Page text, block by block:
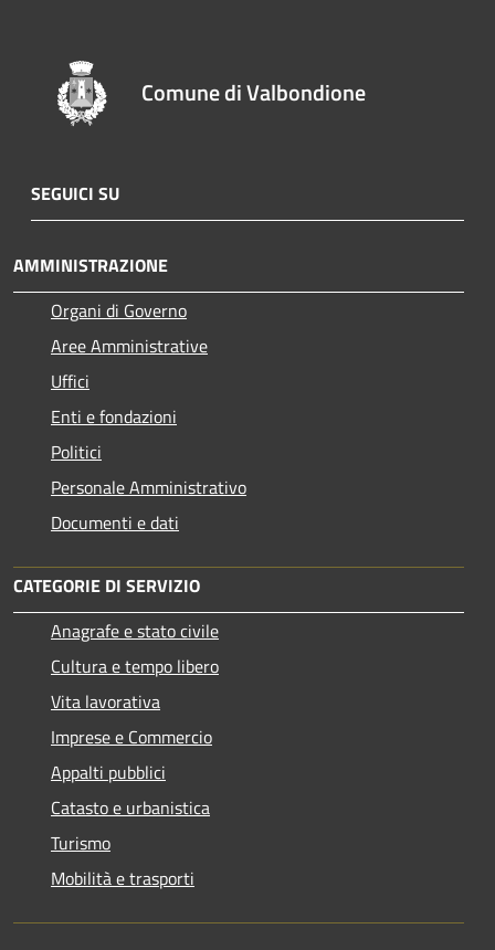
Comune di Valbondione
SEGUICI SU
AMMINISTRAZIONE
Organi di Governo
Aree Amministrative
Uffici
Enti e fondazioni
Politici
Personale Amministrativo
Documenti e dati
CATEGORIE DI SERVIZIO
Anagrafe e stato civile
Cultura e tempo libero
Vita lavorativa
Imprese e Commercio
Appalti pubblici
Catasto e urbanistica
Turismo
Mobilità e trasporti